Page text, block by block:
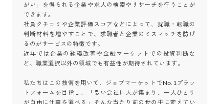
がい」を得られる企業や求人の検索やリサーチを行うことが
できます。
社員クチコミや企業評価スコアなどによって、就職・転職の
判断材料を増やすことで、求職者と企業のミスマッチを防げ
るのがサービスの特徴です。
近年では企業の組織改善や金融マーケットでの投資判断な
ど、職業選択以外の領域でも有益性が期待されています。
私たちはこの技術を用いて、ジョブマーケットでNo.1プラッ
トフォームを目指し、「良い会社に人が集まり、一人ひとり
が自由に仕事を選べる」そんな当たり前の世の中に変えてい